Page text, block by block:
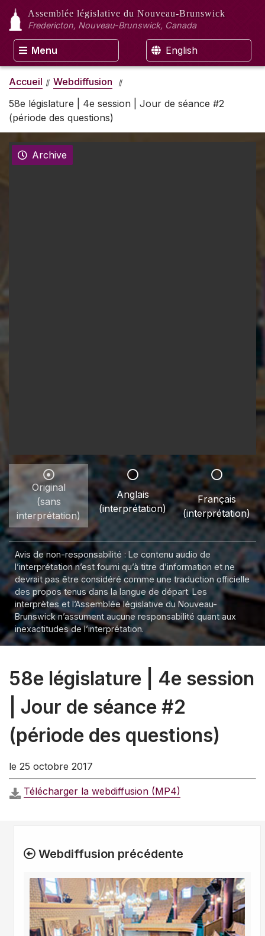
Assemblée législative du Nouveau-Brunswick
Fredericton, Nouveau-Brunswick, Canada
Menu English
Accueil
Webdiffusion
58e législature | 4e session | Jour de séance #2
(période des questions)
Archive
Original
(sans
interprétation)
Anglais
(interprétation)
Français
(interprétation)
Avis de non-responsabilité : Le contenu audio de
l’interprétation n’est fourni qu’à titre d’information et ne
devrait pas être considéré comme une traduction officielle
des propos tenus dans la langue de départ. Les
interprètes et l’Assemblée législative du Nouveau-
Brunswick n’assument aucune responsabilité quant aux
inexactitudes de l’interprétation.
58e législature | 4e session
| Jour de séance #2
(période des questions)
le 25 octobre 2017
Télécharger la webdiffusion (MP4)
Webdiffusion précédente